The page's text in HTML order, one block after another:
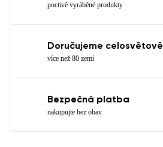
poctivě vyráběné produkty
Doručujeme celosvětově
více než 80 zemí
Bezpečná platba
nakupujte bez obav